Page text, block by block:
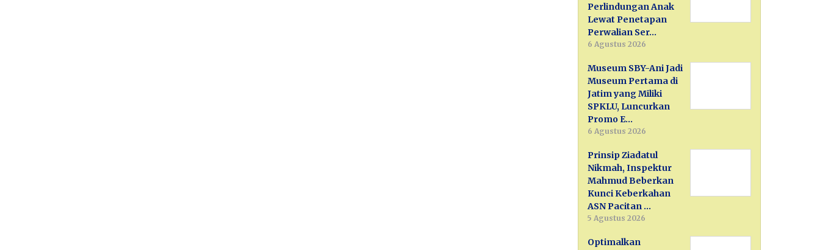
Perlindungan Anak
Lewat Penetapan
Perwalian Ser…
6 Agustus 2026
Museum SBY-Ani Jadi
Museum Pertama di
Jatim yang Miliki
SPKLU, Luncurkan
Promo E…
6 Agustus 2026
Prinsip Ziadatul
Nikmah, Inspektur
Mahmud Beberkan
Kunci Keberkahan
ASN Pacitan …
5 Agustus 2026
Optimalkan